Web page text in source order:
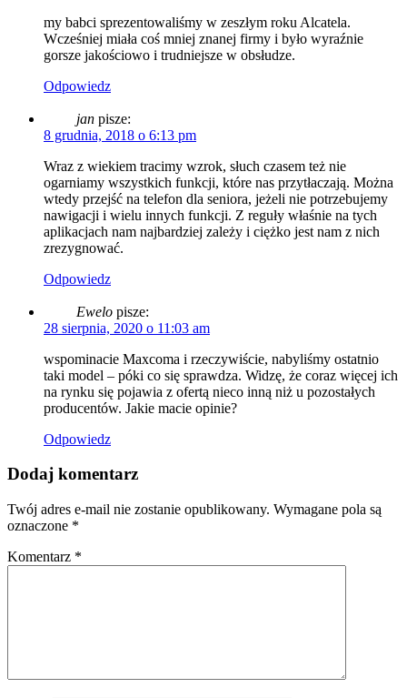
my babci sprezentowaliśmy w zeszłym roku Alcatela.
Wcześniej miała coś mniej znanej firmy i było wyraźnie
gorsze jakościowo i trudniejsze w obsłudze.
Odpowiedz
jan pisze:
8 grudnia, 2018 o 6:13 pm
Wraz z wiekiem tracimy wzrok, słuch czasem też nie
ogarniamy wszystkich funkcji, które nas przytłaczają. Można
wtedy przejść na telefon dla seniora, jeżeli nie potrzebujemy
nawigacji i wielu innych funkcji. Z reguły właśnie na tych
aplikacjach nam najbardziej zależy i ciężko jest nam z nich
zrezygnować.
Odpowiedz
Ewelo pisze:
28 sierpnia, 2020 o 11:03 am
wspominacie Maxcoma i rzeczywiście, nabyliśmy ostatnio
taki model – póki co się sprawdza. Widzę, że coraz więcej ich
na rynku się pojawia z ofertą nieco inną niż u pozostałych
producentów. Jakie macie opinie?
Odpowiedz
Dodaj komentarz
Twój adres e-mail nie zostanie opublikowany. Wymagane pola są
oznaczone *
Komentarz *